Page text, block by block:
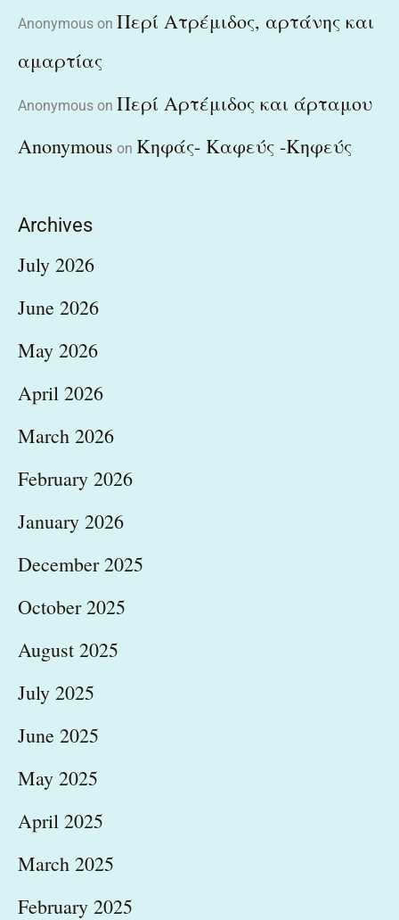
Anonymous on Περί Ατρέμιδος, αρτάνης και
αμαρτίας
Anonymous on Περί Αρτέμιδος και άρταμου
Anonymous on Κηφάς- Καφεύς -Κηφεύς
Archives
July 2026
June 2026
May 2026
April 2026
March 2026
February 2026
January 2026
December 2025
October 2025
August 2025
July 2025
June 2025
May 2025
April 2025
March 2025
February 2025